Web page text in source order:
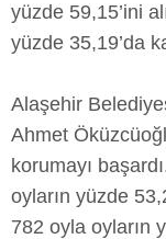
yüzde 59,15’ini
yüzde 35,19’da
Alaşehir
Ahmet
korumayı
oyların yüzde
782 oyla oyların